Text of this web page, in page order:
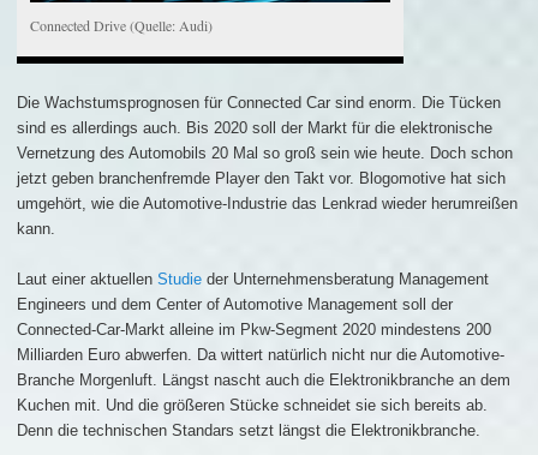
Connected Drive (Quelle: Audi)
Die Wachstumsprognosen für Connected Car sind enorm. Die Tücken
sind es allerdings auch. Bis 2020 soll der Markt für die elektronische
Vernetzung des Automobils 20 Mal so groß sein wie heute. Doch schon
jetzt geben branchenfremde Player den Takt vor. Blogomotive hat sich
umgehört, wie die Automotive-Industrie das Lenkrad wieder herumreißen
kann.
Laut einer aktuellen Studie der Unternehmensberatung Management
Engineers und dem Center of Automotive Management soll der
Connected-Car-Markt alleine im Pkw-Segment 2020 mindestens 200
Milliarden Euro abwerfen. Da wittert natürlich nicht nur die Automotive-
Branche Morgenluft. Längst nascht auch die Elektronikbranche an dem
Kuchen mit. Und die größeren Stücke schneidet sie sich bereits ab.
Denn die technischen Standars setzt längst die Elektronikbranche.